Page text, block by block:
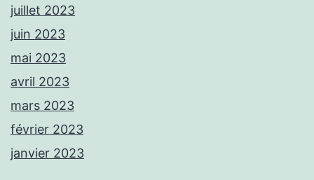
juillet 2023
juin 2023
mai 2023
avril 2023
mars 2023
février 2023
janvier 2023